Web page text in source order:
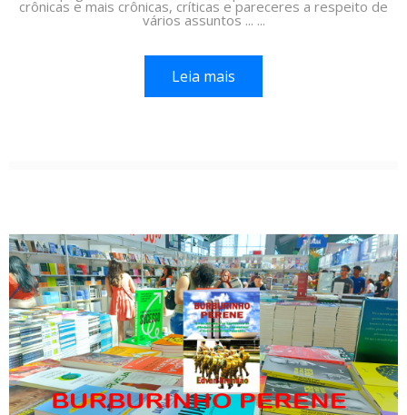
crônicas e mais crônicas, críticas e pareceres a respeito de
vários assuntos ... ...
Leia mais